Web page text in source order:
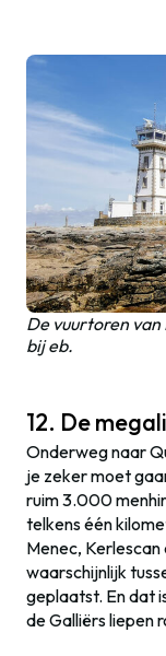
De vuurtoren
bij eb.
12. De
Onderweg naar
je zeker moet
ruim 3.000
telkens één
Menec,
waarschijnlijk
geplaatst. En dat
de Galliërs liepen